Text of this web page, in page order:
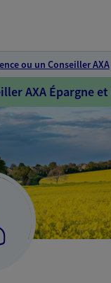
ou un Conseiller AXA
AXA Épargne